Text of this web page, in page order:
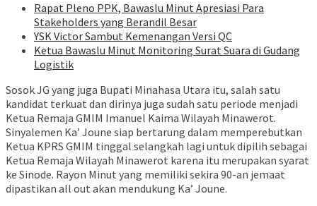
Rapat Pleno PPK, Bawaslu Minut Apresiasi Para
Stakeholders yang Berandil Besar
YSK Victor Sambut Kemenangan Versi QC
Ketua Bawaslu Minut Monitoring Surat Suara di Gudang
Logistik
Sosok JG yang juga Bupati Minahasa Utara itu, salah satu
kandidat terkuat dan dirinya juga sudah satu periode menjadi
Ketua Remaja GMIM Imanuel Kaima Wilayah Minawerot.
Sinyalemen Ka’ Joune siap bertarung dalam memperebutkan
Ketua KPRS GMIM tinggal selangkah lagi untuk dipilih sebagai
Ketua Remaja Wilayah Minawerot karena itu merupakan syarat
ke Sinode. Rayon Minut yang memiliki sekira 90-an jemaat
dipastikan all out akan mendukung Ka’ Joune.